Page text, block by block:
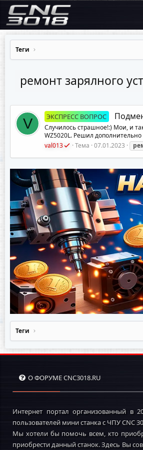
Теги
ремонт зарялного
V ЭКСПРЕСС ВОПРОС
Случилось страшное!:) Мои, и
WZ5020L. Решил дополнительно
val013
Тема 07.01.2023
Теги
О ФОРУМЕ CNC3018.RU
Интернет портал организованный в
пользователей мини станка с ЧПУ CNC
Мы хотели бы помочь всем, кто
приобрести данный станок. Здесь Вы